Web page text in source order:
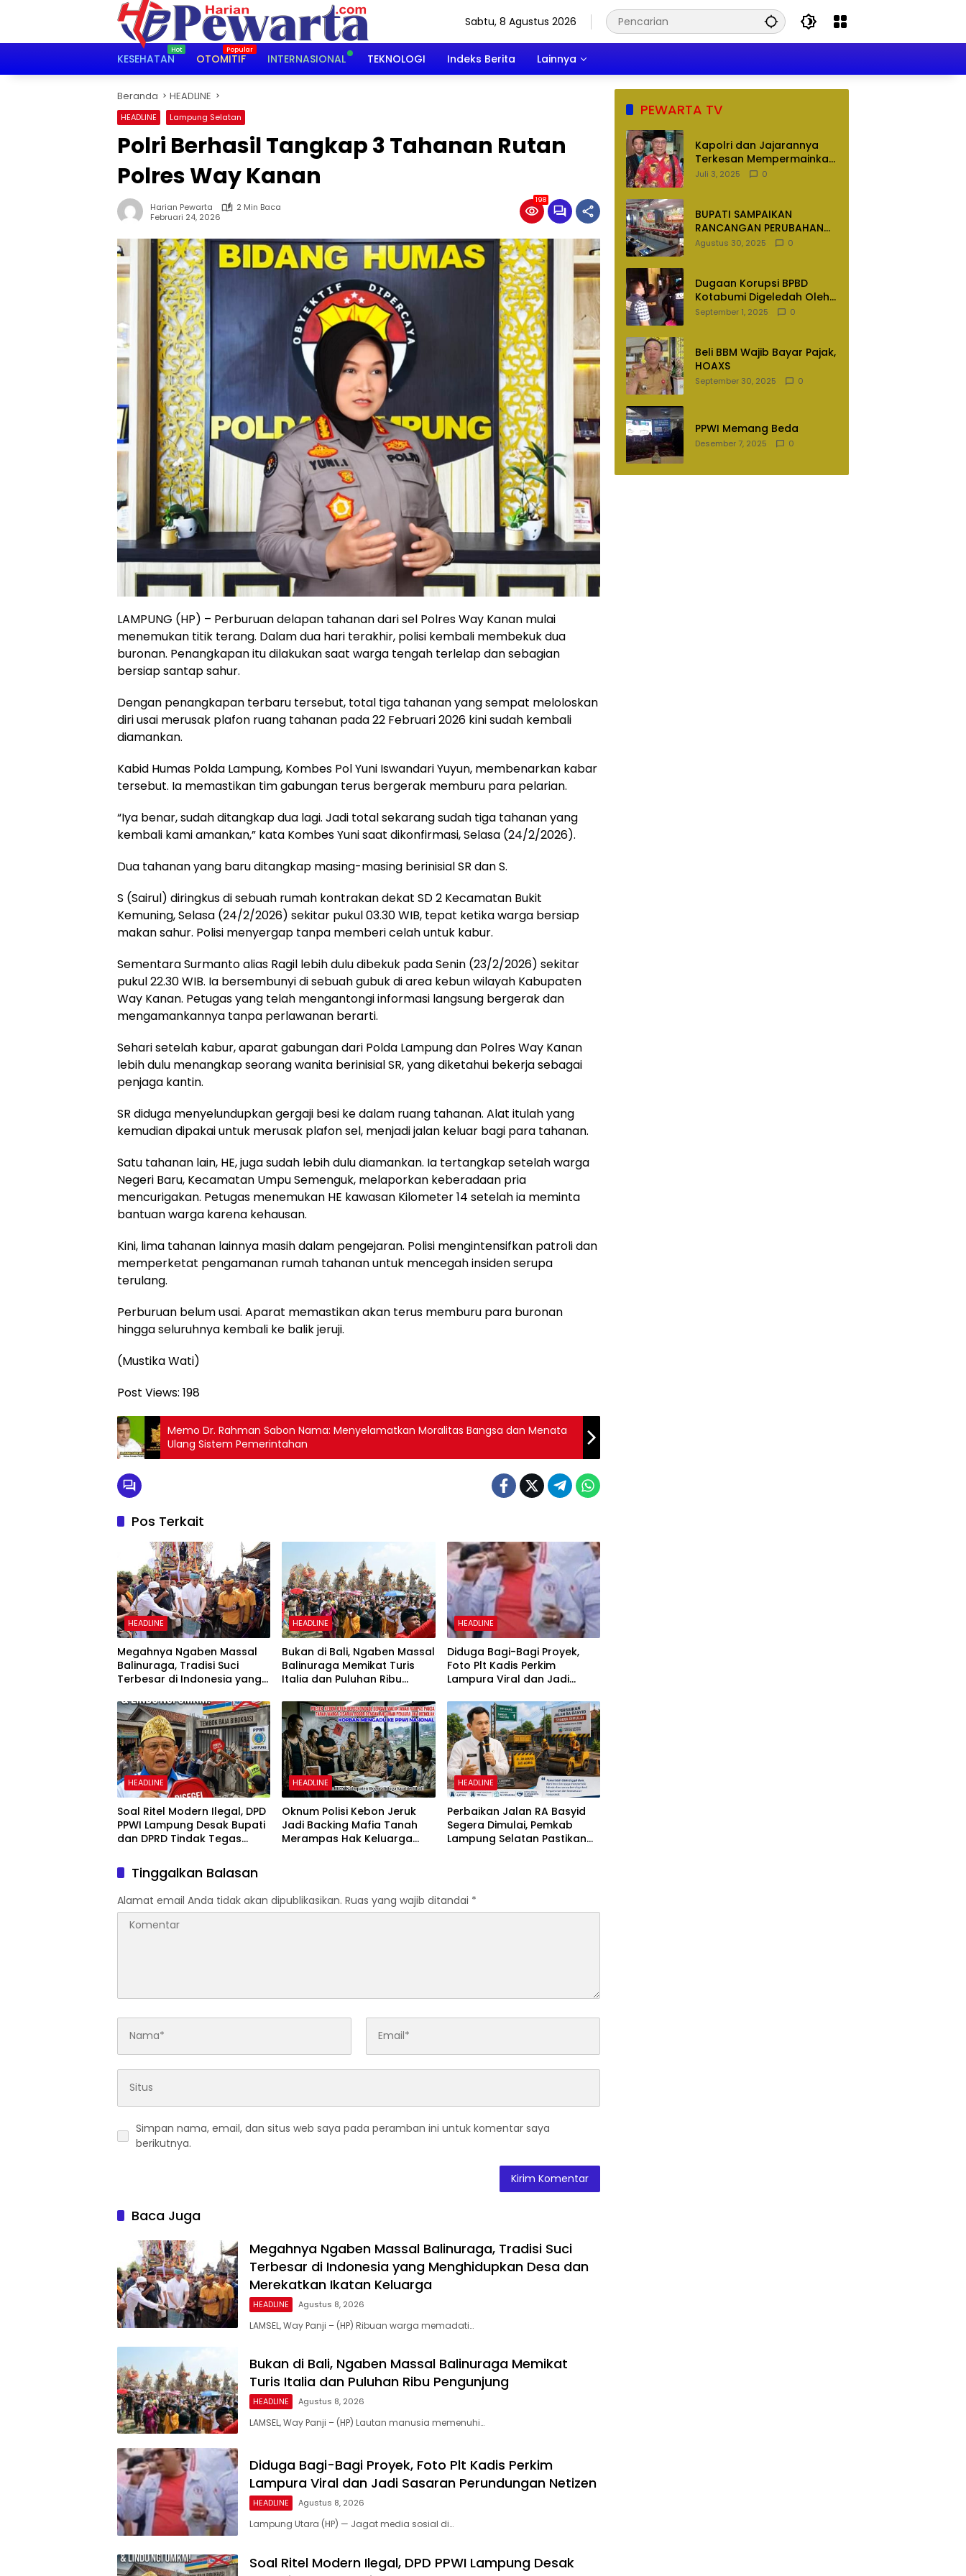
Sabtu, 8 Agustus 2026
KESEHATAN OTOMITIF INTERNASIONAL TEKNOLOGI Indeks Berita Lainnya
Beranda HEADLINE
HEADLINE Lampung Selatan
Polri Berhasil Tangkap 3 Tahanan Rutan
Polres Way Kanan
Harian Pewarta
2 Min Baca
Februari 24, 2026
198
LAMPUNG (HP) – Perburuan delapan tahanan dari sel Polres Way Kanan mulai
menemukan titik terang. Dalam dua hari terakhir, polisi kembali membekuk dua
buronan. Penangkapan itu dilakukan saat warga tengah terlelap dan sebagian
bersiap santap sahur.
Dengan penangkapan terbaru tersebut, total tiga tahanan yang sempat meloloskan
diri usai merusak plafon ruang tahanan pada 22 Februari 2026 kini sudah kembali
diamankan.
Kabid Humas Polda Lampung, Kombes Pol Yuni Iswandari Yuyun, membenarkan kabar
tersebut. Ia memastikan tim gabungan terus bergerak memburu para pelarian.
“Iya benar, sudah ditangkap dua lagi. Jadi total sekarang sudah tiga tahanan yang
kembali kami amankan,” kata Kombes Yuni saat dikonfirmasi, Selasa (24/2/2026).
Dua tahanan yang baru ditangkap masing-masing berinisial SR dan S.
S (Sairul) diringkus di sebuah rumah kontrakan dekat SD 2 Kecamatan Bukit
Kemuning, Selasa (24/2/2026) sekitar pukul 03.30 WIB, tepat ketika warga bersiap
makan sahur. Polisi menyergap tanpa memberi celah untuk kabur.
Sementara Surmanto alias Ragil lebih dulu dibekuk pada Senin (23/2/2026) sekitar
pukul 22.30 WIB. Ia bersembunyi di sebuah gubuk di area kebun wilayah Kabupaten
Way Kanan. Petugas yang telah mengantongi informasi langsung bergerak dan
mengamankannya tanpa perlawanan berarti.
Sehari setelah kabur, aparat gabungan dari Polda Lampung dan Polres Way Kanan
lebih dulu menangkap seorang wanita berinisial SR, yang diketahui bekerja sebagai
penjaga kantin.
SR diduga menyelundupkan gergaji besi ke dalam ruang tahanan. Alat itulah yang
kemudian dipakai untuk merusak plafon sel, menjadi jalan keluar bagi para tahanan.
Satu tahanan lain, HE, juga sudah lebih dulu diamankan. Ia tertangkap setelah warga
Negeri Baru, Kecamatan Umpu Semenguk, melaporkan keberadaan pria
mencurigakan. Petugas menemukan HE kawasan Kilometer 14 setelah ia meminta
bantuan warga karena kehausan.
Kini, lima tahanan lainnya masih dalam pengejaran. Polisi mengintensifkan patroli dan
memperketat pengamanan rumah tahanan untuk mencegah insiden serupa
terulang.
Perburuan belum usai. Aparat memastikan akan terus memburu para buronan
hingga seluruhnya kembali ke balik jeruji.
(Mustika Wati)
Post Views: 198
Memo Dr. Rahman Sabon Nama: Menyelamatkan Moralitas Bangsa dan Menata
Ulang Sistem Pemerintahan
Pos Terkait
HEADLINE
Megahnya Ngaben Massal
Balinuraga, Tradisi Suci
Terbesar di Indonesia yang
Merekatkan Ikatan Keluarga
HEADLINE
Bukan di Bali, Ngaben Massal
Balinuraga Memikat Turis
Italia dan Puluhan Ribu
HEADLINE
Diduga Bagi-Bagi Proyek,
Foto Plt Kadis Perkim
Lampura Viral dan Jadi
Netizen
HEADLINE
Soal Ritel Modern Ilegal, DPD
PPWI Lampung Desak Bupati
dan DPRD Tindak Tegas
02/2016
HEADLINE
Oknum Polisi Kebon Jeruk
Jadi Backing Mafia Tanah
Merampas Hak Keluarga
HEADLINE
Perbaikan Jalan RA Basyid
Segera Dimulai, Pemkab
Lampung Selatan Pastikan
Tinggalkan Balasan
Alamat email Anda tidak akan dipublikasikan. Ruas yang wajib ditandai *
Simpan nama, email, dan situs web saya pada peramban ini untuk komentar saya
berikutnya.
Baca Juga
Megahnya Ngaben Massal Balinuraga, Tradisi Suci
Terbesar di Indonesia yang Menghidupkan Desa dan
Merekatkan Ikatan Keluarga
HEADLINE Agustus 8, 2026
LAMSEL, Way Panji – (HP) Ribuan warga memadati…
Bukan di Bali, Ngaben Massal Balinuraga Memikat
Turis Italia dan Puluhan Ribu Pengunjung
HEADLINE Agustus 8, 2026
LAMSEL, Way Panji – (HP) Lautan manusia memenuhi…
Diduga Bagi-Bagi Proyek, Foto Plt Kadis Perkim
Lampura Viral dan Jadi Sasaran Perundungan Netizen
HEADLINE Agustus 8, 2026
Lampung Utara (HP) — Jagat media sosial di…
Soal Ritel Modern Ilegal, DPD PPWI Lampung Desak
PEWARTA TV
Kapolri dan Jajarannya
Terkesan Mempermainkan
Hukum
Juli 3, 2025 0
BUPATI SAMPAIKAN
RANCANGAN PERUBAHAN
APBD TAHUN ANGGARAN
Agustus 30, 2025 0
Dugaan Korupsi BPBD
Kotabumi Digeledah Oleh
Tim Penyidik Polres
September 1, 2025 0
Beli BBM Wajib Bayar Pajak,
HOAXS
September 30, 2025 0
PPWI Memang Beda
Desember 7, 2025 0